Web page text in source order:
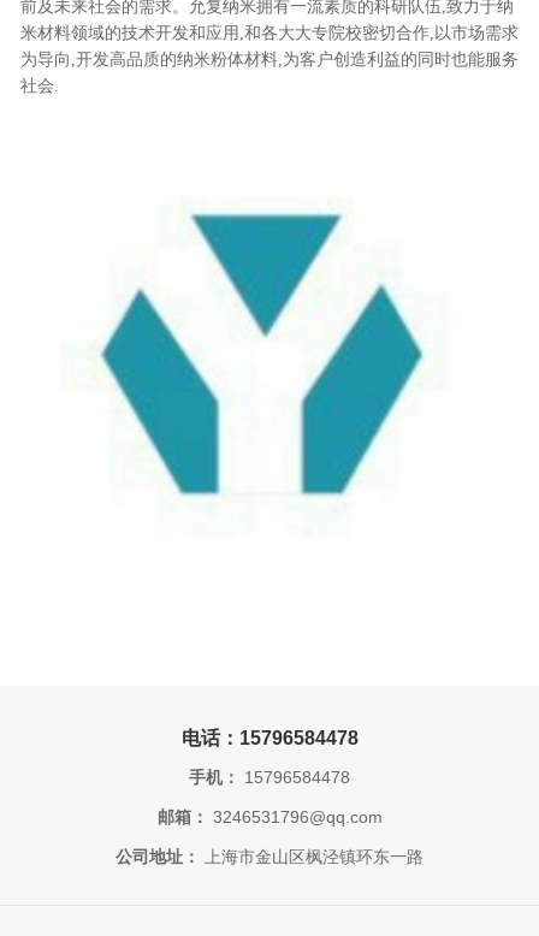
前及未来社会的需求。允复纳米拥有一流素质的科研队伍,致力于纳
米材料领域的技术开发和应用,和各大大专院校密切合作,以市场需求
为导向,开发高品质的纳米粉体材料,为客户创造利益的同时也能服务
社会.
电话：15796584478
手机： 15796584478
邮箱： 3246531796@qq.com
公司地址： 上海市金山区枫泾镇环东一路